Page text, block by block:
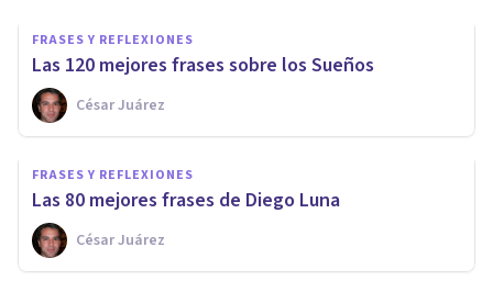
FRASES Y REFLEXIONES
Las 120 mejores frases sobre los Sueños
César Juárez
FRASES Y REFLEXIONES
Las 80 mejores frases de Diego Luna
César Juárez